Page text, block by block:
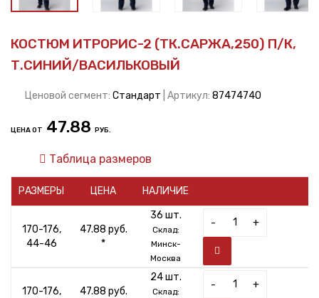
КОСТЮМ ИТРОРИС-2 (ТК.САРЖА,250) П/К,
Т.СИНИЙ/ВАСИЛЬКОВЫЙ
Ценовой сегмент: Стандарт | Артикул: 87474740
ЦЕНА ОТ 47.88 РУБ.
Таблица размеров
РАЗМЕРЫ ЦЕНА НАЛИЧИЕ
170-176,
44-46
47.88 руб.
*
36 шт.
Склад:
Минск-
Москва
- +
170-176,
47.88 руб.
24 шт.
Склад:
- +